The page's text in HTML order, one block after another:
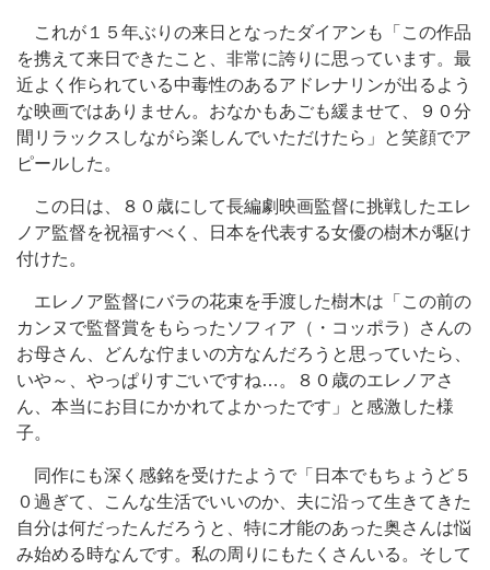
これが１５年ぶりの来日となったダイアンも「この作品
を携えて来日できたこと、非常に誇りに思っています。最
近よく作られている中毒性のあるアドレナリンが出るよう
な映画ではありません。おなかもあごも緩ませて、９０分
間リラックスしながら楽しんでいただけたら」と笑顔でア
ピールした。
この日は、８０歳にして長編劇映画監督に挑戦したエレ
ノア監督を祝福すべく、日本を代表する女優の樹木が駆け
付けた。
エレノア監督にバラの花束を手渡した樹木は「この前の
カンヌで監督賞をもらったソフィア（・コッポラ）さんの
お母さん、どんな佇まいの方なんだろうと思っていたら、
いや～、やっぱりすごいですね…。８０歳のエレノアさ
ん、本当にお目にかかれてよかったです」と感激した様
子。
同作にも深く感銘を受けたようで「日本でもちょうど５
０過ぎて、こんな生活でいいのか、夫に沿って生きてきた
自分は何だったんだろうと、特に才能のあった奥さんは悩
み始める時なんです。私の周りにもたくさんいる。そして